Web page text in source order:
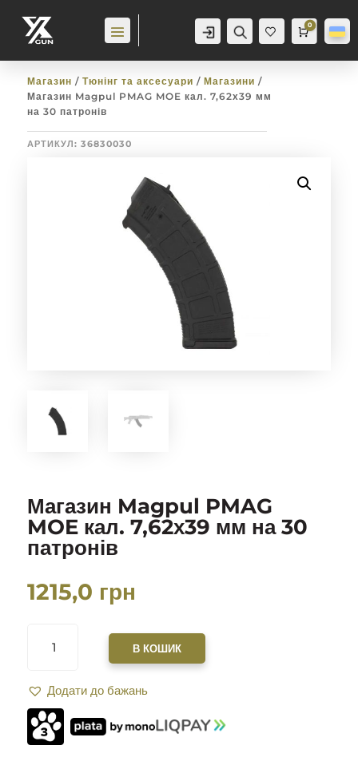
Аккаунт Пошук
Баж
анн
Cart
0
0,0грн
Магазин / Тюнінг та аксесуари / Магазини /
Магазин Magpul PMAG MOE кал. 7,62х39 мм
на 30 патронів
АРТИКУЛ: 36830030
Магазин Magpul PMAG
MOE кал. 7,62х39 мм на 30
патронів
1215,0 грн
MAGPUL
КАЛ.
7,62Х39
ММ
НА
В КОШИК
Додати до бажань